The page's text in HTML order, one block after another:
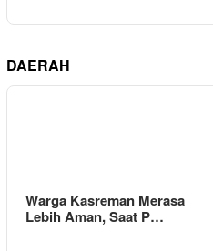
DAERAH
Warga Kasreman Merasa
Lebih Aman, Saat P…